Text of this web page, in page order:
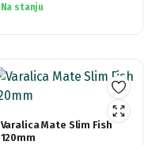
Na stanju
Varalica Mate Slim Fish
120mm